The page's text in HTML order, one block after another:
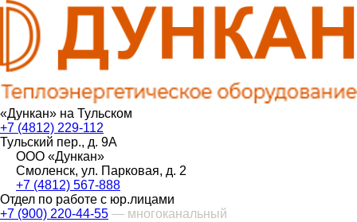
«Дункан» на Тульском
+7 (4812) 229-112
Тульский пер., д. 9А
ООО «Дункан»
Смоленск, ул. Парковая, д. 2
+7 (4812) 567-888
Отдел по работе с юр.лицами
+7 (900) 220-44-55 — многоканальный